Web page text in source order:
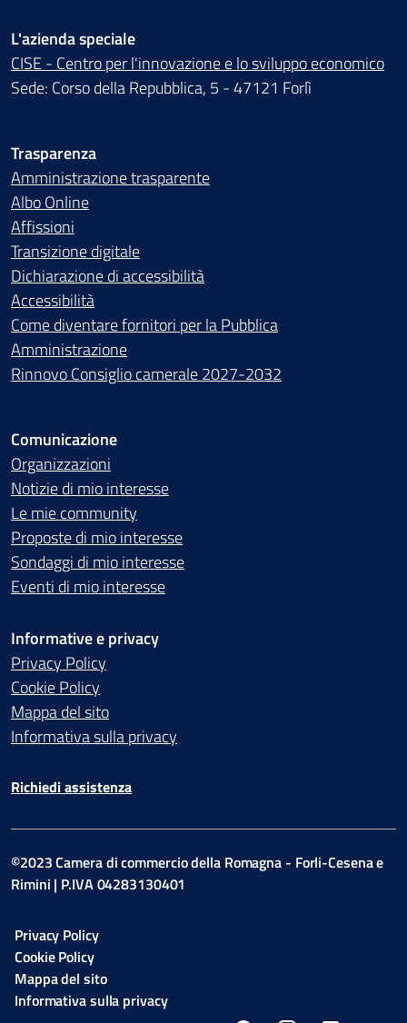
L'azienda speciale
CISE - Centro per l'innovazione e lo sviluppo economico
Sede: Corso della Repubblica, 5 - 47121 Forlì
Trasparenza
Amministrazione trasparente
Albo Online
Affissioni
Transizione digitale
Dichiarazione di accessibilità
Accessibilità
Come diventare fornitori per la Pubblica
Amministrazione
Rinnovo Consiglio camerale 2027-2032
Comunicazione
Organizzazioni
Notizie di mio interesse
Le mie community
Proposte di mio interesse
Sondaggi di mio interesse
Eventi di mio interesse
Informative e privacy
Privacy Policy
Cookie Policy
Mappa del sito
Informativa sulla privacy
Richiedi assistenza
©2023 Camera di commercio della Romagna - Forli-Cesena e
Rimini | P.IVA 04283130401
Privacy Policy
Cookie Policy
Mappa del sito
Informativa sulla privacy